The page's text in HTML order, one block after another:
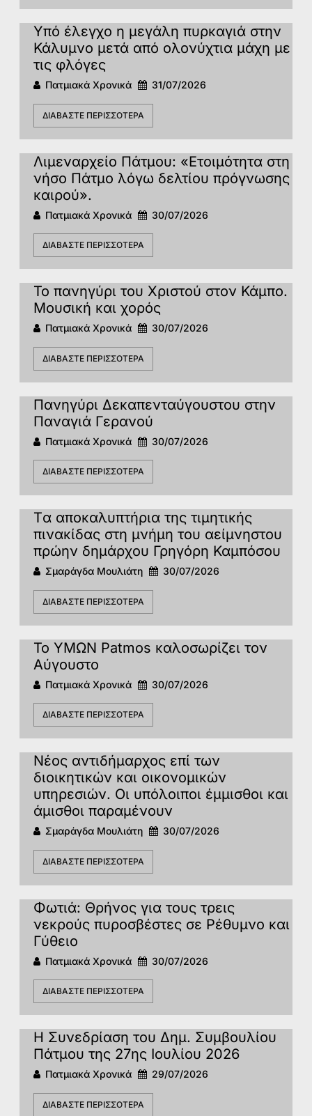
Υπό έλεγχο η μεγάλη πυρκαγιά στην
Κάλυμνο μετά από ολονύχτια μάχη με
τις φλόγες
Πατμιακά Χρονικά 31/07/2026
ΔΙΑΒΆΣΤΕ ΠΕΡΙΣΣΌΤΕΡΑ
Λιμεναρχείο Πάτμου: «Ετοιμότητα στη
νήσο Πάτμο λόγω δελτίου πρόγνωσης
καιρού».
Πατμιακά Χρονικά 30/07/2026
ΔΙΑΒΆΣΤΕ ΠΕΡΙΣΣΌΤΕΡΑ
Το πανηγύρι του Χριστού στον Κάμπο.
Μουσική και χορός
Πατμιακά Χρονικά 30/07/2026
ΔΙΑΒΆΣΤΕ ΠΕΡΙΣΣΌΤΕΡΑ
Πανηγύρι Δεκαπενταύγουστου στην
Παναγιά Γερανού
Πατμιακά Χρονικά 30/07/2026
ΔΙΑΒΆΣΤΕ ΠΕΡΙΣΣΌΤΕΡΑ
Tα αποκαλυπτήρια της τιμητικής
πινακίδας στη μνήμη του αείμνηστου
πρώην δημάρχου Γρηγόρη Καμπόσου
Σμαράγδα Μουλιάτη 30/07/2026
ΔΙΑΒΆΣΤΕ ΠΕΡΙΣΣΌΤΕΡΑ
Το ΥΜΩΝ Patmos καλοσωρίζει τον
Αύγουστο
Πατμιακά Χρονικά 30/07/2026
ΔΙΑΒΆΣΤΕ ΠΕΡΙΣΣΌΤΕΡΑ
Νέος αντιδήμαρχος επί των
διοικητικών και οικονομικών
υπηρεσιών. Οι υπόλοιποι έμμισθοι και
άμισθοι παραμένουν
Σμαράγδα Μουλιάτη 30/07/2026
ΔΙΑΒΆΣΤΕ ΠΕΡΙΣΣΌΤΕΡΑ
Φωτιά: Θρήνος για τους τρεις
νεκρούς πυροσβέστες σε Ρέθυμνο και
Γύθειο
Πατμιακά Χρονικά 30/07/2026
ΔΙΑΒΆΣΤΕ ΠΕΡΙΣΣΌΤΕΡΑ
Η Συνεδρίαση του Δημ. Συμβουλίου
Πάτμου της 27ης Ιουλίου 2026
Πατμιακά Χρονικά 29/07/2026
ΔΙΑΒΆΣΤΕ ΠΕΡΙΣΣΌΤΕΡΑ